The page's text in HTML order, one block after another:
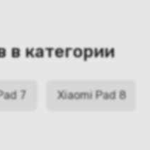
в категории
7 Xiaomi Pad 8